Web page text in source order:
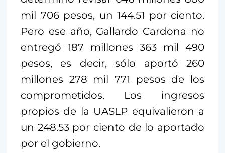
mil 706 pesos, un 144.51 por ciento.
Pero ese año, Gallardo Cardona no
entregó 187 millones 363 mil 490
pesos, es decir, sólo aportó 260
millones 278 mil 771 pesos de los
comprometidos. Los ingresos
propios de la UASLP equivalieron a
un 248.53 por ciento de lo aportado
por el gobierno.